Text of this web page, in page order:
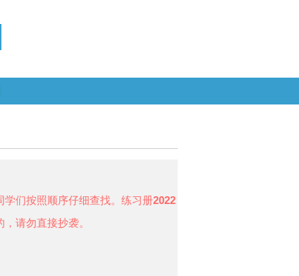
们按照顺序仔细查找。练习册2022
请勿直接抄袭。